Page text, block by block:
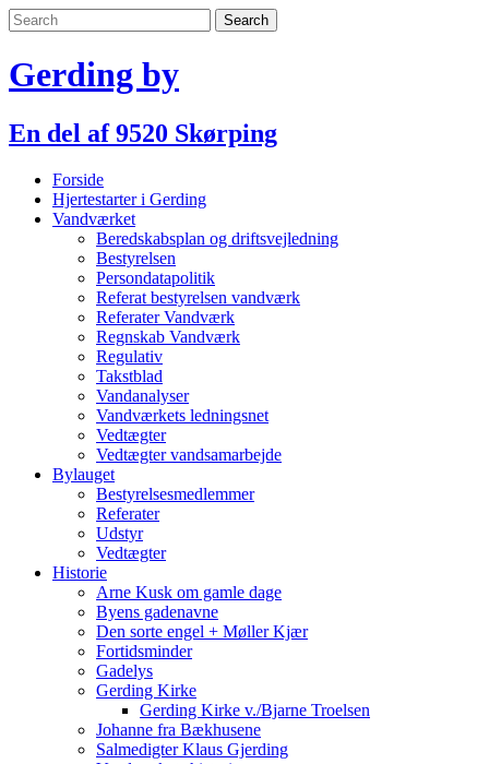
Skip
to
Gerding by
En del af 9520 Skørping
Forside
Hjertestarter i Gerding
Vandværket
Beredskabsplan og driftsvejledning
Bestyrelsen
Persondatapolitik
Referat bestyrelsen vandværk
Referater Vandværk
Regnskab Vandværk
Regulativ
Takstblad
Vandanalyser
Vandværkets ledningsnet
Vedtægter
Vedtægter vandsamarbejde
Bylauget
Bestyrelsesmedlemmer
Referater
Udstyr
Vedtægter
Historie
Arne Kusk om gamle dage
Byens gadenavne
Den sorte engel + Møller Kjær
Fortidsminder
Gadelys
Gerding Kirke
Gerding Kirke v./Bjarne Troelsen
Johanne fra Bækhusene
Salmedigter Klaus Gjerding